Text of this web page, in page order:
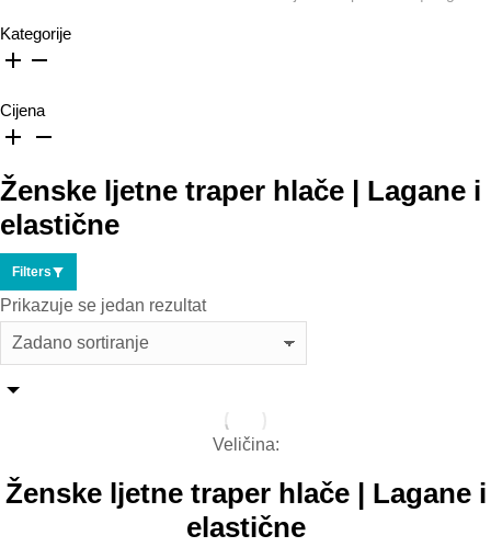
Kategorije
Cijena
Ženske ljetne traper hlače | Lagane i
elastične
Filters
Prikazuje se jedan rezultat
Veličina:
Ženske ljetne traper hlače | Lagane i
elastične